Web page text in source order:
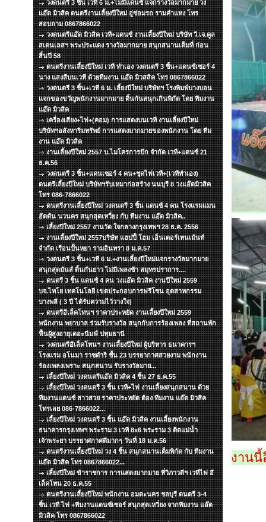
วงดนตรี 3 ชิ้น เวที 6 ม.+ไมมีแดนซ์ แจกรางวัลมากมาย วง
แอ๊ด มิวสิค ดนตรีงานเลี้ยงปีใหม่ อู่ซ่อมรถ รามคำแหง โทร
สอบถาม 0867866022
วงดนตรีแอ๊ด มิวสิค เวที+แดนซ์ งานเลี้ยงปีใหม่ บริษัท วี.เจ.คูล
สเตนเลสฯ พระประแดง รางวัลมากมาย สนุกสนานเต็มที่ ก่อน
สิ้นปี 58
ดนตรีงานเลี้ยงปีใหม่ เวที ทำเอง วงดนตรี 3 ชิ้น+แดนซ์เซอร์ 4
นาง แสงสีบนเวที ด้วยทีมงาน แอ๊ด มิวสสิค โทร 0867866022
วงดนตรี 3 ชิ้น+เวที 6 ม. เลี้ยงปีใหม่ บริษัทฯ โรงพิมพ์บางบอน
แจกของขวัญพนักงานมากมาย ดิ้นกันสนุกเกินพิกัด โดย ทีมงาน
แอ๊ด มิวสิค
เครื่องเสียง+ไฟ+(คอม) การแสดงบนเวที งานเลี้ยงปีใหม่
บริษัทฯอสังหาริมทรัพย์ การแสดงมากมายของพนักงาน โดย ทีม
งาน แอ๊ด มิวสิค
งานเลี้ยงปีใหม่ 2557 บ.ไมโครการปัก จำกัด เวที+แดนซ์ 21
ธ.ค.56
วงดนตรี 3 ชิ้น+แดนเซอร์ 4 คน+ชุดไฟเวที+(เวทีทำเอง)
ดนตรีเลี้ยงปีใหม่ บริษัทฯรับเหมาก่อสร้าง นนบุรี 8 วงแอ๊ดมิวสิค
โทร 086-7866022
ดนตรีงานเลี้ยงปีใหม่ วงดนตรี 3 ชิ้น แดนซ์ 4 คน โรงแรมแมน
ฮัตตัน นวนคร สนุกสุดเหวี่ยง กับ ทีมงาน แอ๊ด มิวสิค..
เลี้ยงปีใหม่ 2557 งานวัด ใจกลางกรุงเทพฯ 28 ธ.ค. 2556
งานเลี้ยงปีใหม่ 2557บริษัท แฮปปี้ โฮม เอ็นเตอร์เทนเม้นท์
จำกัด เรือนปั้นหยา รามอินทรา 8 ม.ค.57
วงดนตรี 3 ชิ้น+เวที 6 ม.+งานเลี้ยงปีใหม่แจกรางวัลมากมาย
สนุกสุดมันส์ ดิ้นกันยาว ไม่มีเพลงช้า สมุทรปราการ....
ดนตรี 3 ชิ้น แดนซ์ 4 คน วงแอ๊ด มิวสิค งานปีใหม่ 2559
บจ.ไทโย เทคโนโลยี เขตประกอบการฟรีโซน อุตสาหกรรม
บางพลี ( 3 ปี ได้รับความไว้วางใจ)
ดนตรีอีเล็คโทนฯ ราคาประหยัด งานเลี้ยงปีใหม่ 2559
พนักงาน พยาบาล ร่วมรับรางวัล สนุกกับการร้องเพลง ที่สถานพัก
ฟื้นผู้สูงอายุเดอะนีมฟ์ ปทุมธานี
วงดนตรีอีเล็คโทนฯ งานเลี้ยงปีใหม่ ผู้บริหาร ธนาคารฯ
โรงแรม อโนมา ราชดำริ ชั้น 23 บรรยากาศสวยงาม พนักงาน
ร้องเพลงเพราะ สนุกสนาน รับรางวัลมาย...
เลี้ยงปีใหม่่ วงดนตรีแอ๊ด มิวสิค 4 ชิ้น 27 ธ.ค.55
เลี้ยงปีใหม่ วงดนตรี 3 ชิ้น เวที+ไฟ งานเลี้ยงสนุกสนาน ด้วย
ทีมงานแดนซ์ สาวสวย ราคาประหยัด ต้อง ทีมงาน แอ๊ด มิวสิค
โทรเลย 086-7866022...
เลี้ยงปีใหม่ วงดนตรี 3 ชิ้น แอ๊ด มิวสิค งานเลี้ยงพนักงาน
ธนาคารกรุงเทพฯ พระราม 3 เวที 8x6 พระราม 3 ติดแม่น้ำ
เจ้าพระยา บรรยาศกาศดีมากๆ วันที่ 18 ม.ค.56
ดนตรีงานเลี้ยงปีใหม่ วง 4 ชิ้น สนุกสนานเต็มพิกัด กับ ทีมงาน
แอ๊ด มิวสิค โทร 0867866022...
เลี้ยงปีใหม่ ข้าราชการ การแสดงมากมาย ที่วิภาวดีฯ เวทีไฟ อี
เล็คโทน 20 ธ.ค.55
ดนตรีงานเลี้ยงปีใหม่ พนักงาน อมตะนคร ชลบุรี ดนตรี 3-4
ชิ้น เวที ไฟ +ทีมงานแดนซ์เซอร์ สนุกสุดเหวี่ยง จากทีมงาน แอ๊ด
มิวสิค โทร 0867866022
งาน